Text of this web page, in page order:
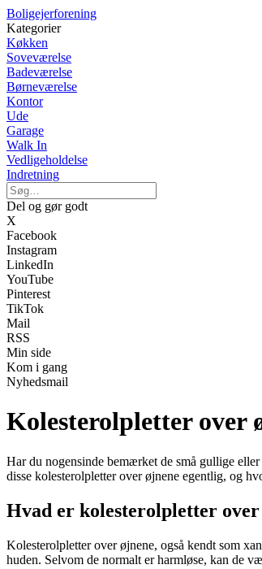
Boligejerforening
Kategorier
Køkken
Soveværelse
Badeværelse
Børneværelse
Kontor
Ude
Garage
Walk In
Vedligeholdelse
Indretning
Del og gør godt
X
Facebook
Instagram
LinkedIn
YouTube
Pinterest
TikTok
Mail
RSS
Min side
Kom i gang
Nyhedsmail
Kolesterolpletter over
Har du nogensinde bemærket de små gullige
disse kolesterolpletter over øjnene egentlig, og
Hvad er kolesterolpletter over
Kolesterolpletter over øjnene, også kendt som
huden. Selvom de normalt er harmløse, kan de